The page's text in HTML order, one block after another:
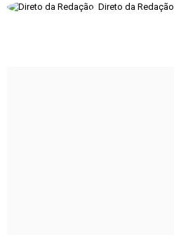
Direto da Redação